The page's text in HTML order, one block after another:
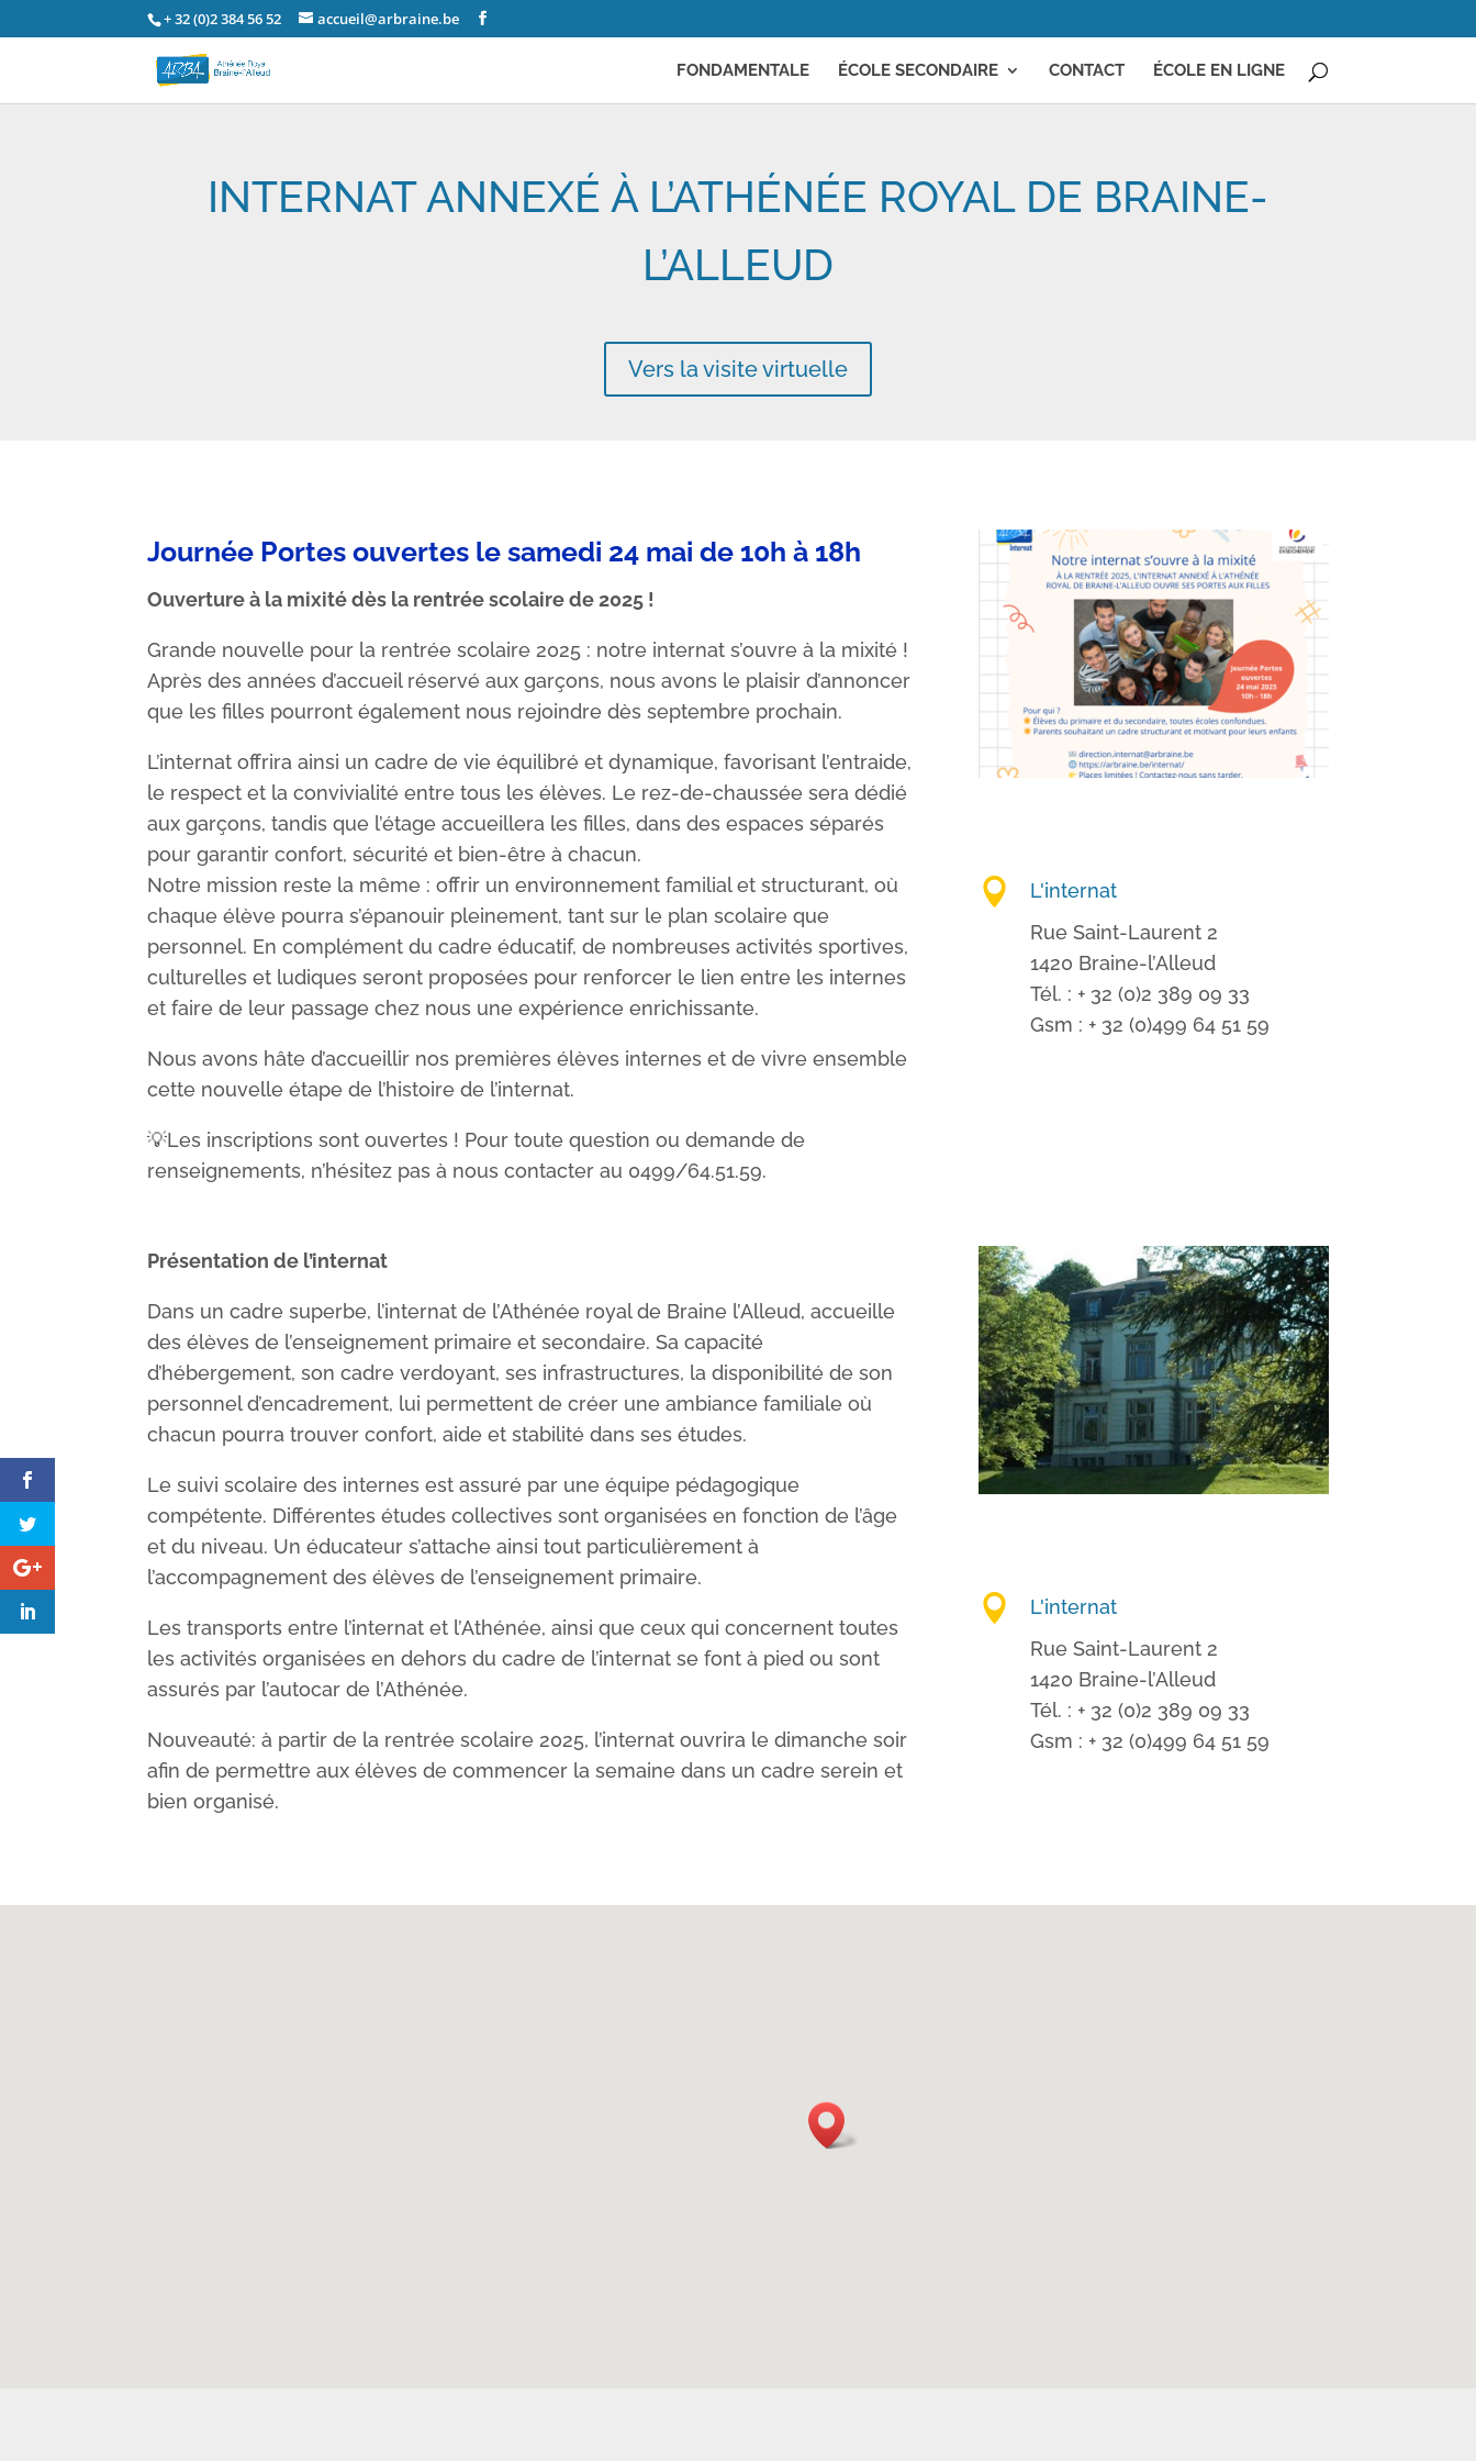
+ 32 (0)2 384 56 52 accueil@arbraine.be
FONDAMENTALE ÉCOLE SECONDAIRE CONTACT ÉCOLE EN LIGNE
INTERNAT ANNEXÉ À L’ATHÉNÉE ROYAL DE BRAINE-
L’ALLEUD
Vers la visite virtuelle
Journée Portes ouvertes le samedi 24 mai de 10h à 18h
Ouverture à la mixité dès la rentrée scolaire de 2025 !
Grande nouvelle pour la rentrée scolaire 2025 : notre internat s’ouvre à la mixité !
Après des années d’accueil réservé aux garçons, nous avons le plaisir d’annoncer
que les filles pourront également nous rejoindre dès septembre prochain.
L’internat offrira ainsi un cadre de vie équilibré et dynamique, favorisant l’entraide,
le respect et la convivialité entre tous les élèves. Le rez-de-chaussée sera dédié
aux garçons, tandis que l’étage accueillera les filles, dans des espaces séparés
pour garantir confort, sécurité et bien-être à chacun.
Notre mission reste la même : offrir un environnement familial et structurant, où
chaque élève pourra s’épanouir pleinement, tant sur le plan scolaire que
personnel. En complément du cadre éducatif, de nombreuses activités sportives,
culturelles et ludiques seront proposées pour renforcer le lien entre les internes
et faire de leur passage chez nous une expérience enrichissante.
Nous avons hâte d’accueillir nos premières élèves internes et de vivre ensemble
cette nouvelle étape de l’histoire de l’internat.
💡Les inscriptions sont ouvertes ! Pour toute question ou demande de
renseignements, n’hésitez pas à nous contacter au 0499/64.51.59.

L'internat
Rue Saint-Laurent 2
1420 Braine-l’Alleud
Tél. : + 32 (0)2 389 09 33
Gsm : + 32 (0)499 64 51 59
Présentation de l’internat
Dans un cadre superbe, l’internat de l’Athénée royal de Braine l’Alleud, accueille
des élèves de l’enseignement primaire et secondaire. Sa capacité
d’hébergement, son cadre verdoyant, ses infrastructures, la disponibilité de son
personnel d’encadrement, lui permettent de créer une ambiance familiale où
chacun pourra trouver confort, aide et stabilité dans ses études.
Le suivi scolaire des internes est assuré par une équipe pédagogique
compétente. Différentes études collectives sont organisées en fonction de l’âge
et du niveau. Un éducateur s’attache ainsi tout particulièrement à
l’accompagnement des élèves de l’enseignement primaire.
Les transports entre l’internat et l’Athénée, ainsi que ceux qui concernent toutes
les activités organisées en dehors du cadre de l’internat se font à pied ou sont
assurés par l’autocar de l’Athénée.
Nouveauté: à partir de la rentrée scolaire 2025, l’internat ouvrira le dimanche soir
afin de permettre aux élèves de commencer la semaine dans un cadre serein et
bien organisé.

L'internat
Rue Saint-Laurent 2
1420 Braine-l’Alleud
Tél. : + 32 (0)2 389 09 33
Gsm : + 32 (0)499 64 51 59